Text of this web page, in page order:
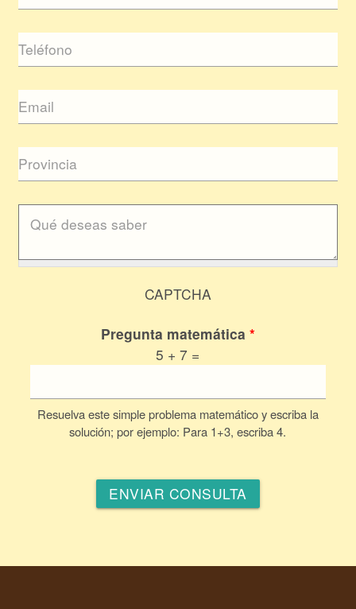
CAPTCHA
Pregunta matemática *
5 + 7 =
Resuelva este simple problema matemático y escriba la
solución; por ejemplo: Para 1+3, escriba 4.